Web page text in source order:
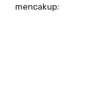
mencakup: